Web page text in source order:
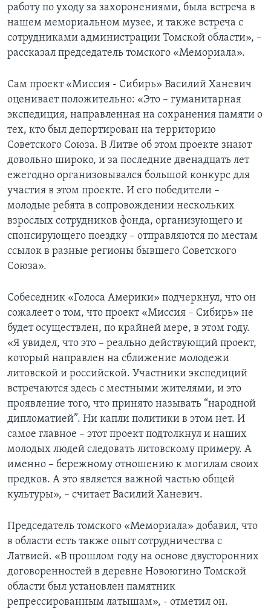
работу по уходу за захоронениями, была встреча в
нашем мемориальном музее, и также встреча с
сотрудниками администрации Томской области», –
рассказал председатель томского «Мемориала».
Сам проект «Миссия - Сибирь» Василий Ханевич
оценивает положительно: «Это – гуманитарная
экспедиция, направленная на сохранения памяти о
тех, кто был депортирован на территорию
Советского Союза. В Литве об этом проекте знают
довольно широко, и за последние двенадцать лет
ежегодно организовывался большой конкурс для
участия в этом проекте. И его победители –
молодые ребята в сопровождении нескольких
взрослых сотрудников фонда, организующего и
спонсирующего поездку – отправляются по местам
ссылок в разные регионы бывшего Советского
Союза».
Собеседник «Голоса Америки» подчеркнул, что он
сожалеет о том, что проект «Миссия – Сибирь» не
будет осуществлен, по крайней мере, в этом году.
«Я увидел, что это – реально действующий проект,
который направлен на сближение молодежи
литовской и российской. Участники экспедиций
встречаются здесь с местными жителями, и это
проявление того, что принято называть “народной
дипломатией”. Ни капли политики в этом нет. И
самое главное – этот проект подтолкнул и наших
молодых людей следовать литовскому примеру. А
именно – бережному отношению к могилам своих
предков. А это является важной частью общей
культуры», – считает Василий Ханевич.
Председатель томского «Мемориала» добавил, что
в области есть также опыт сотрудничества с
Латвией. «В прошлом году на основе двусторонних
договоренностей в деревне Новоюгино Томской
области был установлен памятник
репрессированным латышам», - отметил он.